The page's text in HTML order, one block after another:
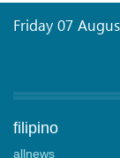
Friday 07
filipino
allnews